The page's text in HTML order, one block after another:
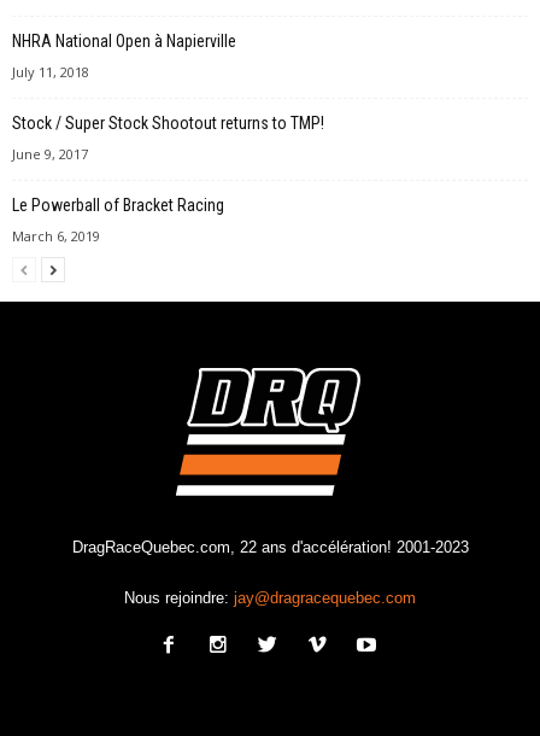
NHRA National Open à Napierville
July 11, 2018
Stock / Super Stock Shootout returns to TMP!
June 9, 2017
Le Powerball of Bracket Racing
March 6, 2019
DragRaceQuebec.com, 22 ans d'accélération! 2001-2023
Nous rejoindre: jay@dragracequebec.com